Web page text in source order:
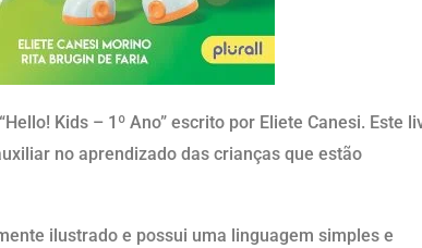
Kids – 1º Ano” escrito por Eliete Canesi. Este
no aprendizado das crianças que estão
ilustrado e possui uma linguagem simples e